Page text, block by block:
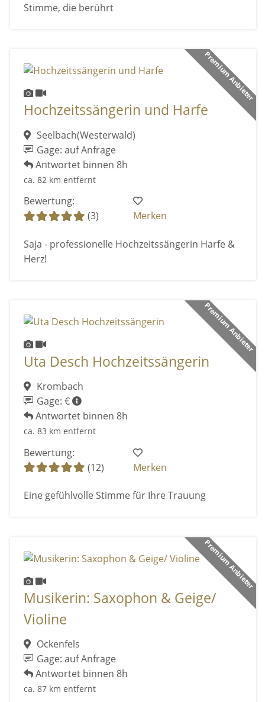
Stimme, die berührt
Premium Anbieter
Hochzeitssängerin und Harfe
Seelbach(Westerwald)
Gage: auf Anfrage
Antwortet binnen 8h
ca. 82 km entfernt
Bewertung:
(3)
Merken
Saja - professionelle Hochzeitssängerin Harfe &
Herz!
Premium Anbieter
Uta Desch Hochzeitssängerin
Krombach
Gage: €
Antwortet binnen 8h
ca. 83 km entfernt
Bewertung:
(12)
Merken
Eine gefühlvolle Stimme für Ihre Trauung
Premium Anbieter
Musikerin: Saxophon & Geige/
Violine
Ockenfels
Gage: auf Anfrage
Antwortet binnen 8h
ca. 87 km entfernt